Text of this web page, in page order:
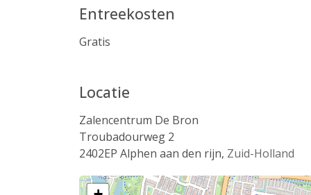
Entreekosten
Gratis
Locatie
Zalencentrum De Bron
Troubadourweg 2
2402EP Alphen aan den rijn, Zuid-Holland